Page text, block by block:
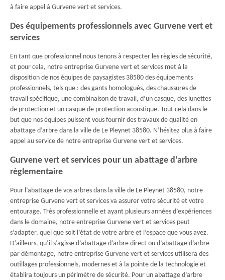
à faire appel à Gurvene vert et services.
Des équipements professionnels avec Gurvene vert et
services
En tant que professionnel nous tenons à respecter les règles de sécurité,
et pour cela, notre entreprise Gurvene vert et services met à la
disposition de nos équipes de paysagistes 38580 des équipements
professionnels, tels que : des gants homologués, des chaussures de
travail spécifique, une combinaison de travail, d’un casque, des lunettes
de protection et un casque de protection acoustique. Tout cela dans le
but que nos équipes puissent vous fournir des travaux de qualité en
abattage d’arbre dans la ville de Le Pleynet 38580. N’hésitez plus à faire
appel au service de notre entreprise Gurvene vert et services.
Gurvene vert et services pour un abattage d’arbre
règlementaire
Pour l’abattage de vos arbres dans la ville de Le Pleynet 38580, notre
entreprise Gurvene vert et services va assurer votre sécurité et votre
entourage. Très professionnelle et ayant plusieurs années d’expériences
dans le domaine, notre entreprise Gurvene vert et services peut
s’adapter, quel que soit l’état de votre arbre et l’espace que vous avez.
D’ailleurs, qu’il s’agisse d’abattage d’arbre direct ou d’abattage d’arbre
par démontage, notre entreprise Gurvene vert et services utilisera des
outillages professionnels, modernes et à la pointe de la technologie et
établira toujours un périmètre de sécurité. Pour un abattage d’arbre